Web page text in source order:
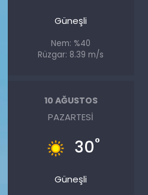
Güneşli
Nem: %40
Rüzgar: 8.39 m/s
10 AĞUSTOS
PAZARTESI
30°
Güneşli